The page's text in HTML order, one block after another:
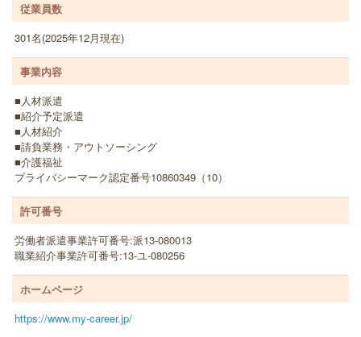
従業員数
301名(2025年12月現在)
事業内容
■人材派遣
■紹介予定派遣
■人材紹介
■請負業務・アウトソーシング
■介護福祉
プライバシーマーク認定番号10860349（10）
許可番号
労働者派遣事業許可番号:派13-080013
職業紹介事業許可番号:13-ユ-080256
ホームページ
https://www.my-career.jp/